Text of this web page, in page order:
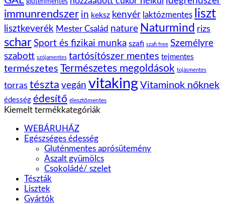
immunrendszer in keksz kenyér laktózmentes liszt
lisztkeverék Mester Család nature Naturmind rizs
schar Sport és fizikai munka szafi szafi free Személyre
szabott szójamentes tartósítószer mentes tejmentes
természetes Természetes megoldások tojásmentes
torras tészta vegán vitaking Vitaminok nőknek
édesség édesítő élesztőmentes
Kiemelt termékkategóriák
WEBÁRUHÁZ
Egészséges édesség
Gluténmentes aprósütemény
Aszalt gyümölcs
Csokoládé/ szelet
Tészták
Lisztek
Gyártók